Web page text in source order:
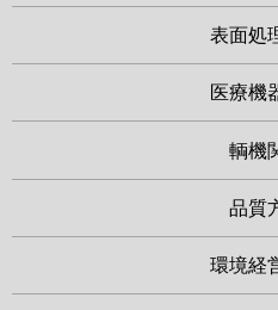
表面処
医療機
輌機
品質
環境経